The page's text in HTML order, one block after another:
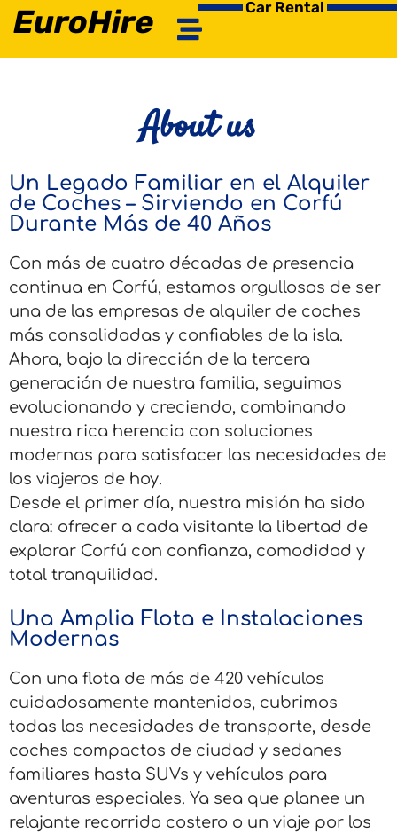
EuroHire Car Rental
About us
Un Legado Familiar en el Alquiler
de Coches – Sirviendo en Corfú
Durante Más de 40 Años
Con más de cuatro décadas de presencia
continua en Corfú, estamos orgullosos de ser
una de las empresas de alquiler de coches
más consolidadas y confiables de la isla.
Ahora, bajo la dirección de la tercera
generación de nuestra familia, seguimos
evolucionando y creciendo, combinando
nuestra rica herencia con soluciones
modernas para satisfacer las necesidades de
los viajeros de hoy.
Desde el primer día, nuestra misión ha sido
clara: ofrecer a cada visitante la libertad de
explorar Corfú con confianza, comodidad y
total tranquilidad.
Una Amplia Flota e Instalaciones
Modernas
Con una flota de más de 420 vehículos
cuidadosamente mantenidos, cubrimos
todas las necesidades de transporte, desde
coches compactos de ciudad y sedanes
familiares hasta SUVs y vehículos para
aventuras especiales. Ya sea que planee un
relajante recorrido costero o un viaje por los